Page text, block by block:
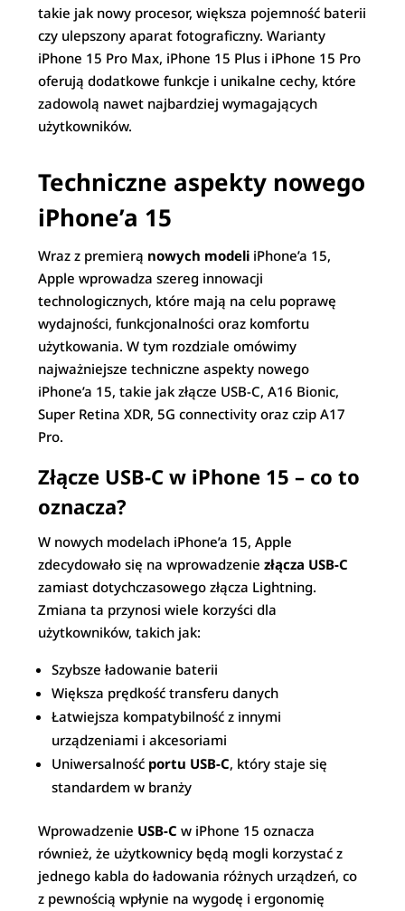
takie jak nowy procesor, większa pojemność baterii
czy ulepszony aparat fotograficzny. Warianty
iPhone 15 Pro Max, iPhone 15 Plus i iPhone 15 Pro
oferują dodatkowe funkcje i unikalne cechy, które
zadowolą nawet najbardziej wymagających
użytkowników.
Techniczne aspekty nowego
iPhone’a 15
Wraz z premierą nowych modeli iPhone’a 15,
Apple wprowadza szereg innowacji
technologicznych, które mają na celu poprawę
wydajności, funkcjonalności oraz komfortu
użytkowania. W tym rozdziale omówimy
najważniejsze techniczne aspekty nowego
iPhone’a 15, takie jak złącze USB-C, A16 Bionic,
Super Retina XDR, 5G connectivity oraz czip A17
Pro.
Złącze USB-C w iPhone 15 – co to
oznacza?
W nowych modelach iPhone’a 15, Apple
zdecydowało się na wprowadzeniezłącza USB-C
zamiast dotychczasowego złącza Lightning.
Zmiana ta przynosi wiele korzyści dla
użytkowników, takich jak:
Szybsze ładowanie baterii
Większa prędkość transferu danych
Łatwiejsza kompatybilność z innymi
urządzeniami i akcesoriami
Uniwersalność portu USB-C, który staje się
standardem w branży
Wprowadzenie USB-C w iPhone 15 oznacza
również, że użytkownicy będą mogli korzystać z
jednego kabla do ładowania różnych urządzeń, co
z pewnością wpłynie na wygodę i ergonomię